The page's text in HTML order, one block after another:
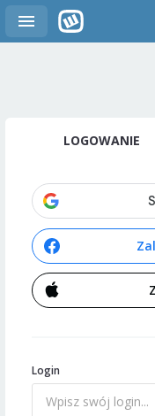
LOGOWANIE
Login